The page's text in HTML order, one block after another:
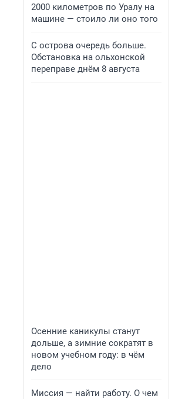
2000 километров по Уралу на
машине — стоило ли оно того
С острова очередь больше.
Обстановка на ольхонской
переправе днём 8 августа
Осенние каникулы станут
дольше, а зимние сократят в
новом учебном году: в чём
дело
Миссия — найти работу. О чем